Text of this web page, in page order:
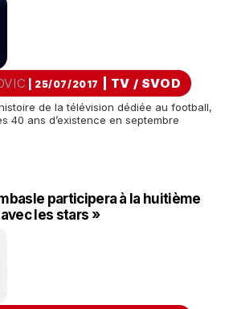
| 25/07/2017 TV / SVOD
de la télévision dédiée au football,
40 ans d’existence en septembre
participera à la huitième
les stars »